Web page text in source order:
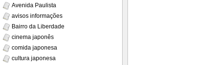
Avenida Paulista
avisos informações
Bairro da Liberdade
cinema japonês
comida japonesa
cultura japonesa